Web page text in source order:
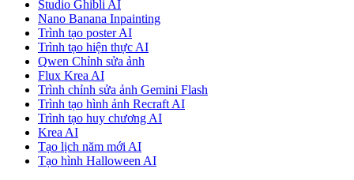
Studio Ghibli AI
Nano Banana Inpainting
Trình tạo poster AI
Trình tạo hiện thực AI
Qwen Chỉnh sửa ảnh
Flux Krea AI
Trình chỉnh sửa ảnh Gemini Flash
Trình tạo hình ảnh Recraft AI
Trình tạo huy chương AI
Krea AI
Tạo lịch năm mới AI
Tạo hình Halloween AI